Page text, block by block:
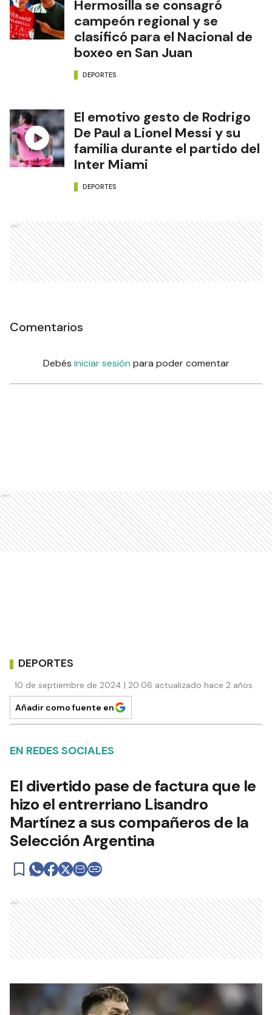
Hermosilla se consagró
campeón regional y se
clasificó para el Nacional de
boxeo en San Juan
DEPORTES
El emotivo gesto de Rodrigo
De Paul a Lionel Messi y su
familia durante el partido del
Inter Miami
DEPORTES
Ads
Comentarios
Debés iniciar sesión para poder comentar
Ads
DEPORTES
10 de septiembre de 2024 | 20:06 actualizado hace 2 años
Añadir como fuente en
EN REDES SOCIALES
El divertido pase de factura que le
hizo el entrerriano Lisandro
Martínez a sus compañeros de la
Selección Argentina
Ads